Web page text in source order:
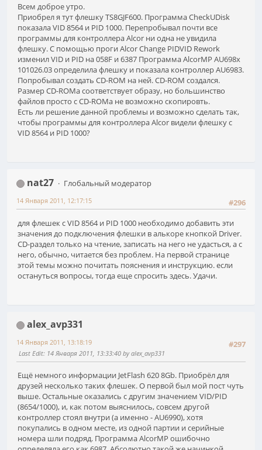
Всем доброе утро.
Приобрел я тут флешку TS8GJF600. Программа CheckUDisk
показала VID 8564 и PID 1000. Перепробывал почти все
программы для контроллера Alcor ни одна не увидила
флешку. С помощью проги Alcor Change PIDVID Rework
изменил VID и PID на 058F и 6387 Программа AlcorMP AU698x
101026.03 определила флешку и показала контроллер AU6983.
Попробывал создать CD-ROM на ней. CD-ROM создался.
Размер CD-ROMа соответствует образу, но большинство
файлов просто с CD-ROMа не возможно скопировть.
Есть ли решение данной проблемы и возможно сделать так,
чтобы программы для контроллера Alcor видели флешку с
VID 8564 и PID 1000?
nat27
Глобальный модератор
#296
14 Января 2011, 12:17:15
для флешек с VID 8564 и PID 1000 необходимо добавить эти
значения до подключения флешки в алькоре кнопкой Driver.
CD-раздел только на чтение, записать на него не удасться, а с
него, обычно, читается без проблем. На первой странице
этой темы можно почитать пояснения и инструкцию. если
остануться вопросы, тогда еще спросить здесь. Удачи.
alex_avp331
#297
14 Января 2011, 13:18:19
Last Edit: 14 Января 2011, 13:33:40 by alex_avp331
Ещё немного информации JetFlash 620 8Gb. Приобрёл для
друзей несколько таких флешек. О первой был мой пост чуть
выше. Остальные оказались с другим значением VID/PID
(8654/1000), и, как потом выяснилось, совсем другой
контроллер стоял внутри (а именно - AU6990), хотя
покупались в одном месте, из одной партии и серийные
номера шли подряд. Программа AlcorMP ошибочно